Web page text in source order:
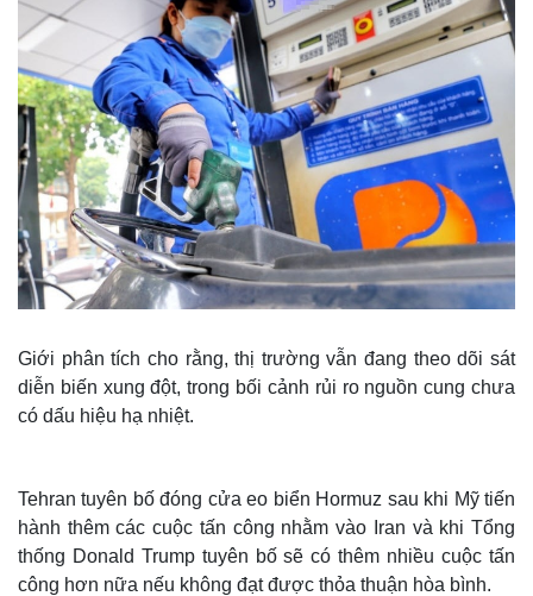
Giới phân tích cho rằng, thị trường vẫn đang theo dõi sát
diễn biến xung đột, trong bối cảnh rủi ro nguồn cung chưa
có dấu hiệu hạ nhiệt.
Tehran tuyên bố đóng cửa eo biển Hormuz sau khi Mỹ tiến
hành thêm các cuộc tấn công nhằm vào Iran và khi Tổng
thống Donald Trump tuyên bố sẽ có thêm nhiều cuộc tấn
công hơn nữa nếu không đạt được thỏa thuận hòa bình.